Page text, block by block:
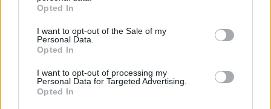
Opted In
I want to opt-out of the Sale of my
Personal Data.
Opted In
I want to opt-out of processing my
Personal Data for Targeted Advertising.
Opted In
Apie asmeninį gyvenimą nuomonės
formuotoja ir verslininkė pastaruoju metu